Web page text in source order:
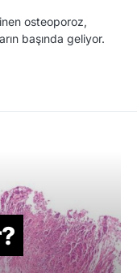
osteoporoz,
başında geliyor.